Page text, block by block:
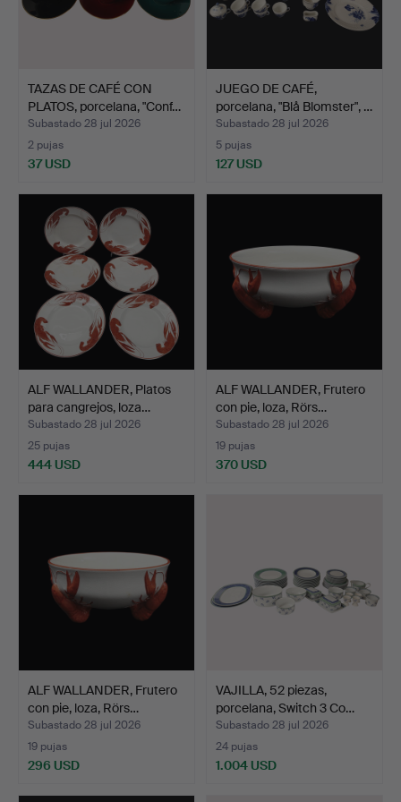
TAZAS DE CAFÉ CON
PLATOS, porcelana, "Conf…
Subastado 28 jul 2026
2 pujas
37 USD
JUEGO DE CAFÉ,
porcelana, "Blå Blomster", …
Subastado 28 jul 2026
5 pujas
127 USD
ALF WALLANDER, Platos
para cangrejos, loza…
Subastado 28 jul 2026
25 pujas
444 USD
ALF WALLANDER, Frutero
con pie, loza, Rörs…
Subastado 28 jul 2026
19 pujas
370 USD
ALF WALLANDER, Frutero
con pie, loza, Rörs…
Subastado 28 jul 2026
19 pujas
296 USD
VAJILLA, 52 piezas,
porcelana, Switch 3 Co…
Subastado 28 jul 2026
24 pujas
1.004 USD